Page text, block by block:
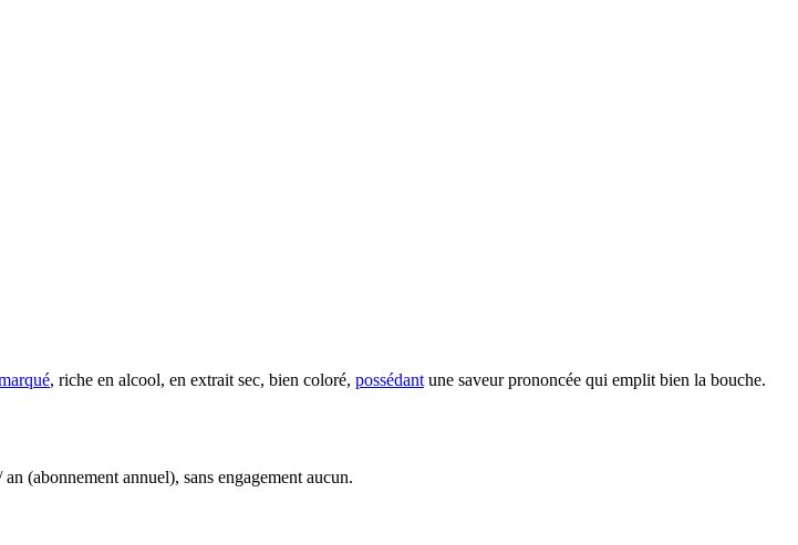
, riche en alcool, en extrait sec, bien coloré, possédant une saveur prononcée qui emplit bien la bouche.
(abonnement annuel), sans engagement aucun.